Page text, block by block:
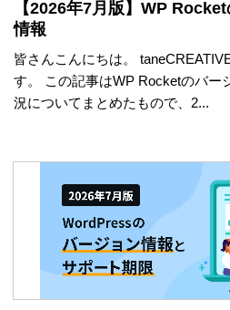
【2026年7月版】WP
情報
皆さんこんにちは。
す。 この記事はWP Rocketのバー
況についてまとめたもので、2...